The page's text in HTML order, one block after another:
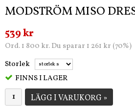
MODSTRÖM MISO
539 kr
Ord. 1 800 kr. Du sparar 1 261 kr (70%)
Storlek
FINNS I LAGER
LÄGG I VARUKORG »